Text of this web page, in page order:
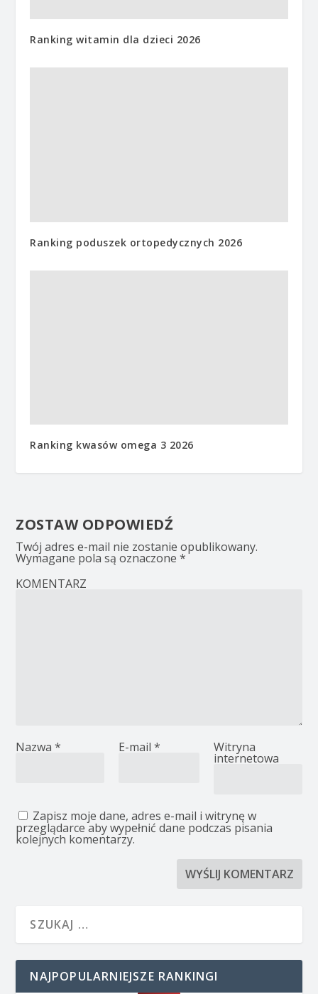
Ranking witamin dla dzieci 2026
Ranking poduszek ortopedycznych 2026
Ranking kwasów omega 3 2026
ZOSTAW ODPOWIEDŹ
Twój adres e-mail nie zostanie opublikowany.
Wymagane pola są oznaczone*
KOMENTARZ
Nazwa* E-mail * Witryna
internetowa
Zapisz moje dane, adres e-mail i witrynę w
przeglądarce aby wypełnić dane podczas pisania
kolejnych komentarzy.
NAJPOPULARNIEJSZE RANKINGI